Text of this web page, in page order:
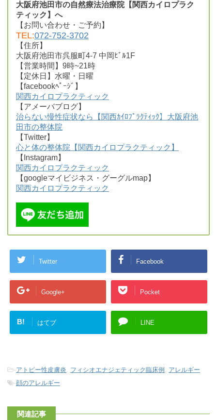
大阪府池田市の自然療法治療院【関西カイロプラク
ティック】へ
【お問い合わせ・ご予約】
TEL:072-752-3702
【住所】
大阪府池田市呉服町4-7 中岡ﾋﾞﾙ1F
【営業時間】9時~21時
【定休日】水曜・日曜
【facebookﾍﾟｰｼﾞ】
関西カイロプラクティック
【アメーバブログ】
治らない慢性症状なら【関西ｶｲﾛﾌﾟﾗｸﾃｨｯｸ】大阪府池
田市の整体院
【Twitter】
心と体の整体院【関西カイロプラクティック】
【Instagram】
関西カイロプラクティック
【googleマイビジネス・グーグルmap】
関西カイロプラクティック
Twitter Facebook
Google+ Pocket
B! はてブ LINE
-アトピー性皮膚炎, フィシオエナジェティック臨床例 , アレルギー
-顔のアレルギー
関連記事